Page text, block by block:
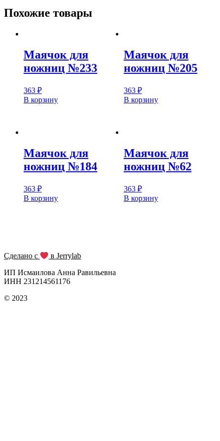
Похожие товары
Маячок для
ножниц №233
363 ₽
В корзину
Маячок для
ножниц №205
363 ₽
В корзину
Маячок для
ножниц №184
363 ₽
В корзину
Маячок для
ножниц №62
363 ₽
В корзину
Сделано с
в Jerrylab
ИП Исмаилова Анна Равильевна
ИНН 231214561176
© 2023